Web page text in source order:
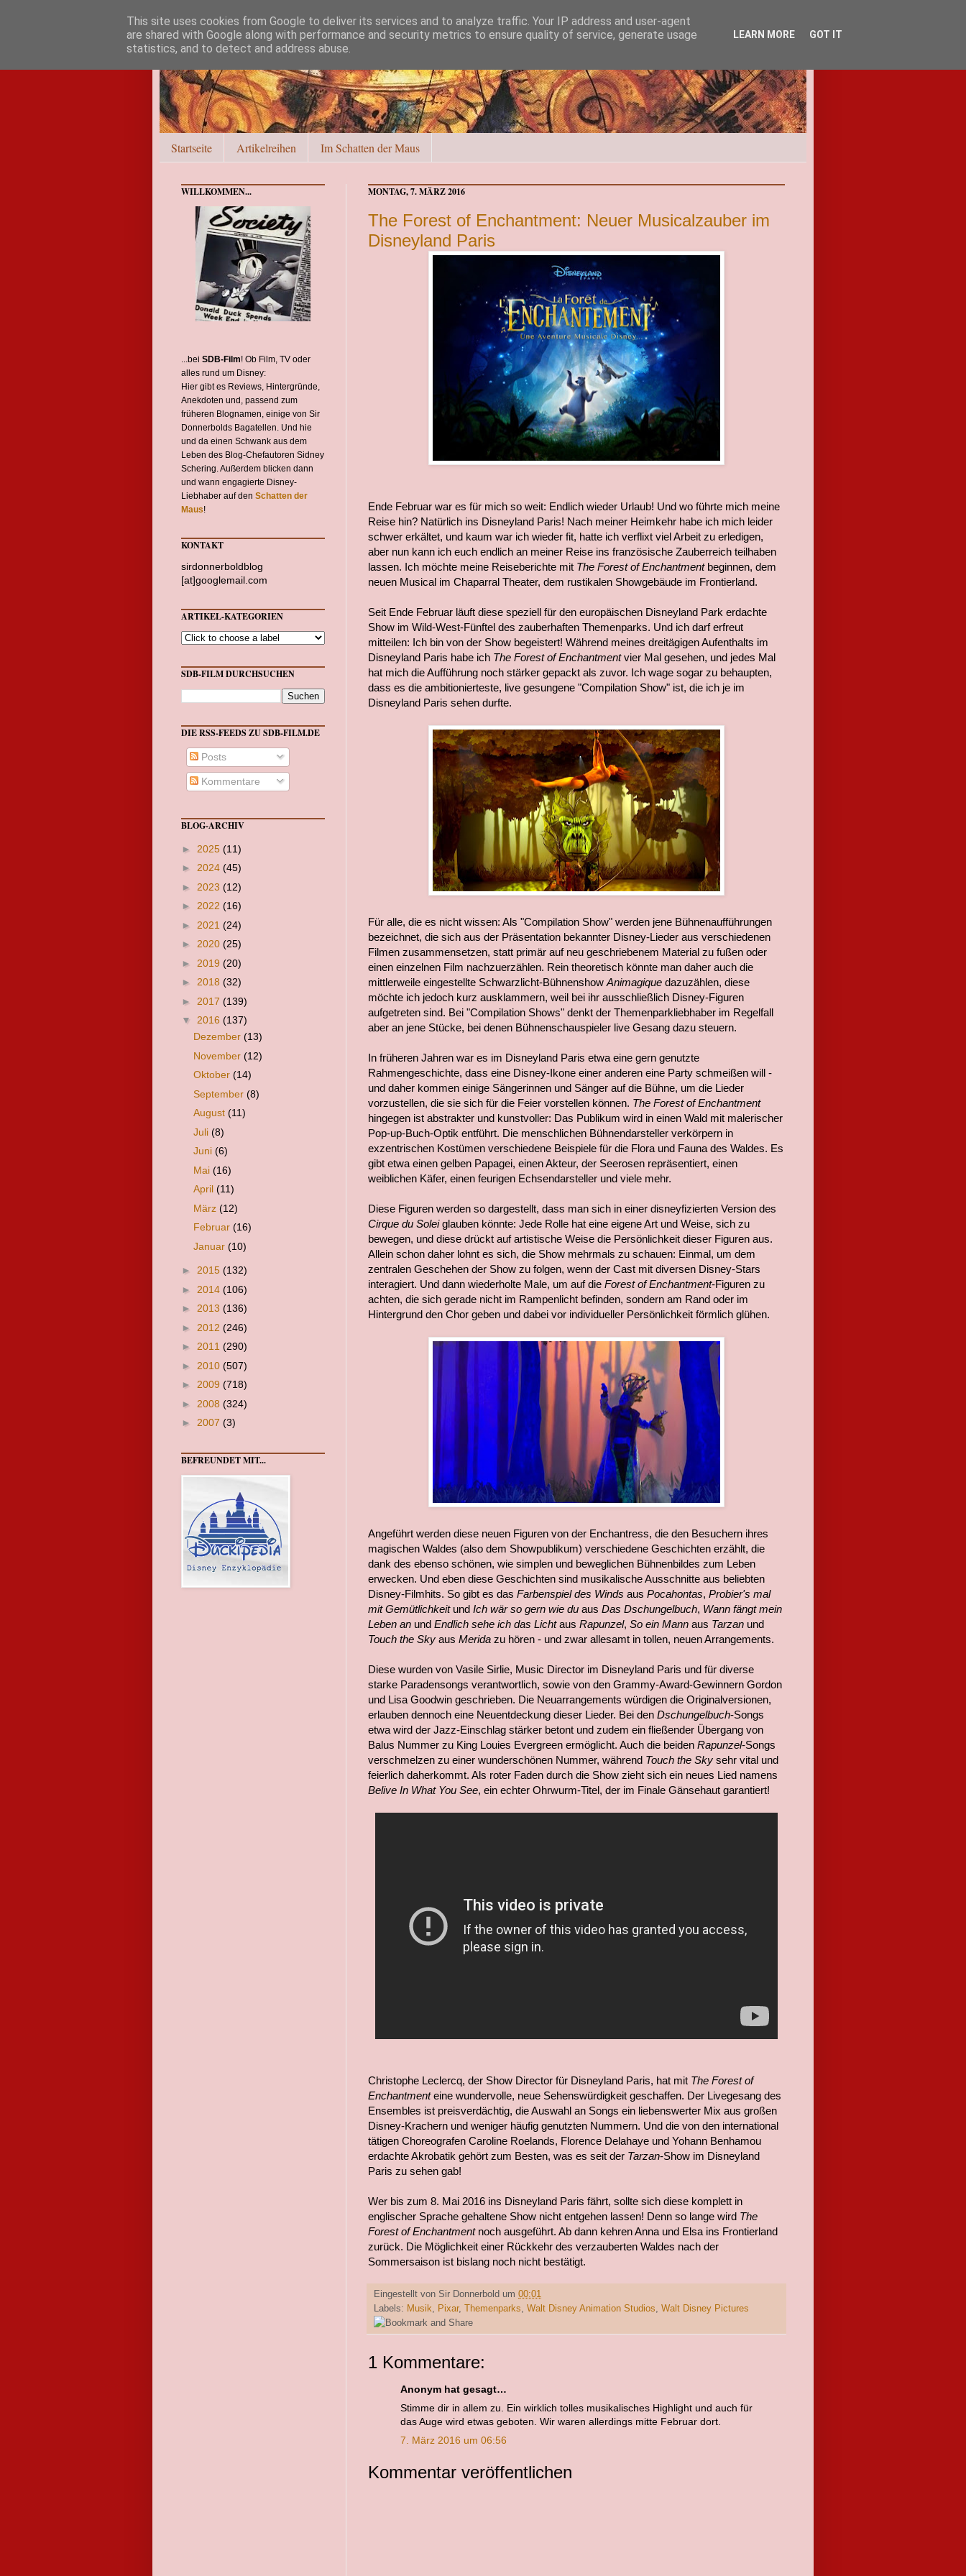
Startseite Artikelreihen Im Schatten der Maus
MONTAG, 7. MÄRZ 2016
The Forest of Enchantment: Neuer Musicalzauber im
Disneyland Paris
Ende Februar war es für mich so weit: Endlich wieder Urlaub! Und wo führte mich meine
Reise hin? Natürlich ins Disneyland Paris! Nach meiner Heimkehr habe ich mich leider
schwer erkältet, und kaum war ich wieder fit, hatte ich verflixt viel Arbeit zu erledigen,
aber nun kann ich euch endlich an meiner Reise ins französische Zauberreich teilhaben
lassen. Ich möchte meine Reiseberichte mit The Forest of Enchantmentbeginnen, dem
neuen Musical im Chaparral Theater, dem rustikalen Showgebäude im Frontierland.
Seit Ende Februar läuft diese speziell für den europäischen Disneyland Park erdachte
Show im Wild-West-Fünftel des zauberhaften Themenparks. Und ich darf erfreut
mitteilen: Ich bin von der Show begeistert! Während meines dreitägigen Aufenthalts im
Disneyland Paris habe ich The Forest of Enchantmentvier Mal gesehen, und jedes Mal
hat mich die Aufführung noch stärker gepackt als zuvor. Ich wage sogar zu behaupten,
dass es die ambitionierteste, live gesungene "Compilation Show" ist, die ich je im
Disneyland Paris sehen durfte.
Für alle, die es nicht wissen: Als "Compilation Show" werden jene Bühnenaufführungen
bezeichnet, die sich aus der Präsentation bekannter Disney-Lieder aus verschiedenen
Filmen zusammensetzen, statt primär auf neu geschriebenem Material zu fußen oder
einen einzelnen Film nachzuerzählen. Rein theoretisch könnte man daher auch die
mittlerweile eingestellte Schwarzlicht-Bühnenshow Animagique dazuzählen, diese
möchte ich jedoch kurz ausklammern, weil bei ihr ausschließlich Disney-Figuren
aufgetreten sind. Bei "Compilation Shows" denkt der Themenparkliebhaber im Regelfall
aber an jene Stücke, bei denen Bühnenschauspieler live Gesang dazu steuern.
In früheren Jahren war es im Disneyland Paris etwa eine gern genutzte
Rahmengeschichte, dass eine Disney-Ikone einer anderen eine Party schmeißen will -
und daher kommen einige Sängerinnen und Sänger auf die Bühne, um die Lieder
vorzustellen, die sie sich für die Feier vorstellen können. The Forest of Enchantment
hingegen ist abstrakter und kunstvoller: Das Publikum wird in einen Wald mit malerischer
Pop-up-Buch-Optik entführt. Die menschlichen Bühnendarsteller verkörpern in
exzentrischen Kostümen verschiedene Beispiele für die Flora und Fauna des Waldes. Es
gibt etwa einen gelben Papagei, einen Akteur, der Seerosen repräsentiert, einen
weiblichen Käfer, einen feurigen Echsendarsteller und viele mehr.
Diese Figuren werden so dargestellt, dass man sich in einer disneyfizierten Version des
Cirque du Soleiglauben könnte: Jede Rolle hat eine eigene Art und Weise, sich zu
bewegen, und diese drückt auf artistische Weise die Persönlichkeit dieser Figuren aus.
Allein schon daher lohnt es sich, die Show mehrmals zu schauen: Einmal, um dem
zentralen Geschehen der Show zu folgen, wenn der Cast mit diversen Disney-Stars
interagiert. Und dann wiederholte Male, um auf die Forest of Enchantment-Figuren zu
achten, die sich gerade nicht im Rampenlicht befinden, sondern am Rand oder im
Hintergrund den Chor geben und dabei vor individueller Persönlichkeit förmlich glühen.
Angeführt werden diese neuen Figuren von der Enchantress, die den Besuchern ihres
magischen Waldes (also dem Showpublikum) verschiedene Geschichten erzählt, die
dank des ebenso schönen, wie simplen und beweglichen Bühnenbildes zum Leben
erwecken. Und eben diese Geschichten sind musikalische Ausschnitte aus beliebten
Disney-Filmhits. So gibt es das Farbenspiel des Winds aus Pocahontas, Probier's mal
mit Gemütlichkeitund Ich wär so gern wie du aus Das Dschungelbuch, Wann fängt mein
Leben an und Endlich sehe ich das Lichtaus Rapunzel, So ein Mann aus Tarzan und
Touch the Sky aus Merida zu hören - und zwar allesamt in tollen, neuen Arrangements.
Diese wurden von Vasile Sirlie, Music Director im Disneyland Paris und für diverse
starke Paradensongs verantwortlich, sowie von den Grammy-Award-Gewinnern Gordon
und Lisa Goodwin geschrieben. Die Neuarrangements würdigen die Originalversionen,
erlauben dennoch eine Neuentdeckung dieser Lieder. Bei den Dschungelbuch-Songs
etwa wird der Jazz-Einschlag stärker betont und zudem ein fließender Übergang von
Balus Nummer zu King Louies Evergreen ermöglicht. Auch die beiden Rapunzel-Songs
verschmelzen zu einer wunderschönen Nummer, während Touch the Sky sehr vital und
feierlich daherkommt. Als roter Faden durch die Show zieht sich ein neues Lied namens
Belive In What You See, ein echter Ohrwurm-Titel, der im Finale Gänsehaut garantiert!
Christophe Leclercq, der Show Director für Disneyland Paris, hat mit The Forest of
Enchantmenteine wundervolle, neue Sehenswürdigkeit geschaffen. Der Livegesang des
Ensembles ist preisverdächtig, die Auswahl an Songs ein liebenswerter Mix aus großen
Disney-Krachern und weniger häufig genutzten Nummern. Und die von den international
tätigen Choreografen Caroline Roelands, Florence Delahaye und Yohann Benhamou
erdachte Akrobatik gehört zum Besten, was es seit der Tarzan-Show im Disneyland
Paris zu sehen gab!
Wer bis zum 8. Mai 2016 ins Disneyland Paris fährt, sollte sich diese komplett in
englischer Sprache gehaltene Show nicht entgehen lassen! Denn so lange wird The
Forest of Enchantmentnoch ausgeführt. Ab dann kehren Anna und Elsa ins Frontierland
zurück. Die Möglichkeit einer Rückkehr des verzauberten Waldes nach der
Sommersaison ist bislang noch nicht bestätigt.
Eingestellt von Sir Donnerbold um 00:01
Labels: Musik, Pixar, Themenparks, Walt Disney Animation Studios, Walt Disney Pictures
1 Kommentare:
Anonym hat gesagt…
Stimme dir in allem zu. Ein wirklich tolles musikalisches Highlight und auch für
das Auge wird etwas geboten. Wir waren allerdings mitte Februar dort.
7. März 2016 um 06:56
Kommentar veröffentlichen
WILLKOMMEN...
...bei SDB-Film! Ob Film, TV oder
alles rund um Disney:
Hier gibt es Reviews, Hintergründe,
Anekdoten und, passend zum
früheren Blognamen, einige von Sir
Donnerbolds Bagatellen. Und hie
und da einen Schwank aus dem
Leben des Blog-Chefautoren Sidney
Schering. Außerdem blicken dann
und wann engagierte Disney-
Liebhaber auf den Schatten der
Maus!
KONTAKT
sirdonnerboldblog
[at]googlemail.com
ARTIKEL-KATEGORIEN
SDB-FILM DURCHSUCHEN
DIE RSS-FEEDS ZU SDB-FILM.DE
Posts
Kommentare
BLOG-ARCHIV
► 2025 (11)
► 2024 (45)
► 2023 (12)
► 2022 (16)
► 2021 (24)
► 2020 (25)
► 2019 (20)
► 2018 (32)
► 2017 (139)
▼ 2016 (137)
Dezember (13)
November (12)
Oktober (14)
September (8)
August (11)
Juli (8)
Juni (6)
Mai (16)
April (11)
März (12)
Februar (16)
Januar (10)
► 2015 (132)
► 2014 (106)
► 2013 (136)
► 2012 (246)
► 2011 (290)
► 2010 (507)
► 2009 (718)
► 2008 (324)
► 2007 (3)
BEFREUNDET MIT...
This site uses cookies from Google to deliver its services and to analyze traffic. Your IP address and user-agent
are shared with Google along with performance and security metrics to ensure quality of service, generate usage
statistics, and to detect and address abuse.
LEARN MORE GOT IT